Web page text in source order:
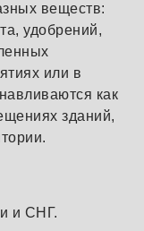
веществ:
удобрений,
или в
как
зданий,
и СНГ.